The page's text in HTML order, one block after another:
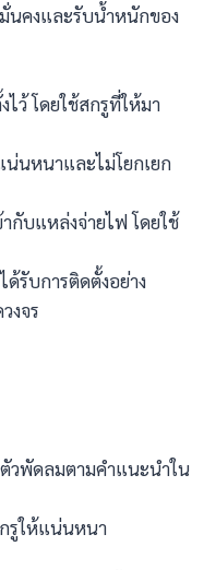
นคงและรับน้ำหนักของ
ว้ โดยใช้สกรูที่ให้มา
นหนาและไม่โยกเยก
กับแหล่งจ่ายไฟ โดยใช้
รับการติดตั้งอย่าง
งจร
วพัดลมตามคำแนะนำใน
รูให้แน่นหนา